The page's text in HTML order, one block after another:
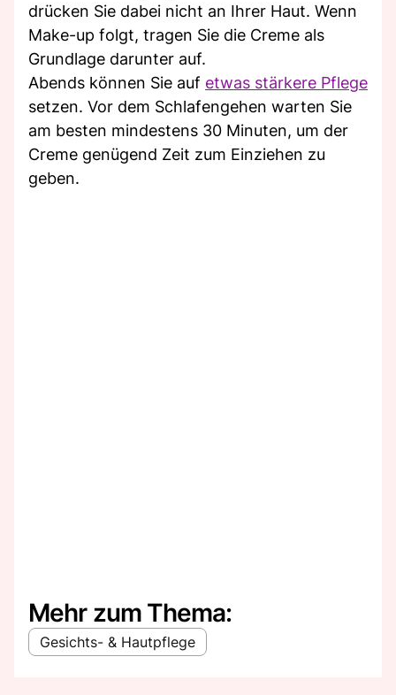
drücken Sie dabei nicht an Ihrer Haut. Wenn
Make-up folgt, tragen Sie die Creme als
Grundlage darunter auf.
Abends können Sie auf etwas stärkere Pflege
setzen. Vor dem Schlafengehen warten Sie
am besten mindestens 30 Minuten, um der
Creme genügend Zeit zum Einziehen zu
geben.
Mehr zum Thema:
Gesichts- & Hautpflege